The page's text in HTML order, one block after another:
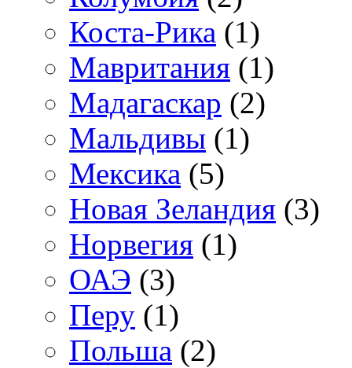
Коста-Рика (1)
Мавритания (1)
Мадагаскар (2)
Мальдивы (1)
Мексика (5)
Новая Зеландия (3)
Норвегия (1)
ОАЭ (3)
Перу (1)
Польша (2)